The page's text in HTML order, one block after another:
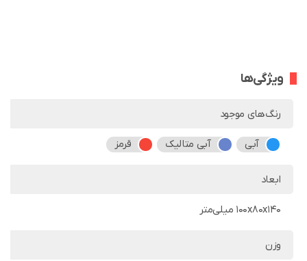
ویژگی‌ها
رنگ‌های موجود
آبی آبی متالیک قرمز
ابعاد
100x80x140 میلی‌متر
وزن